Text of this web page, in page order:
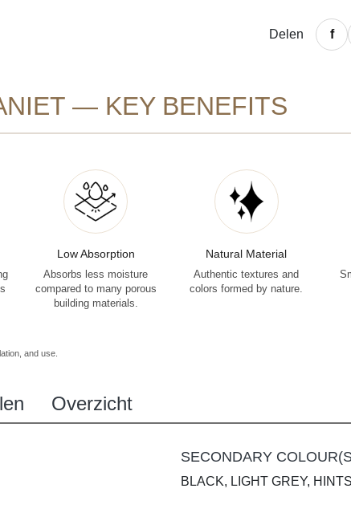
Delen
— KEY BENEFITS
Low Absorption
Absorbs less moisture
compared to many porous
building materials.
Natural Material
Authentic textures and
colors formed by nature.
and use.
Overzicht
SECONDARY
BLACK, LIGHT GREY,